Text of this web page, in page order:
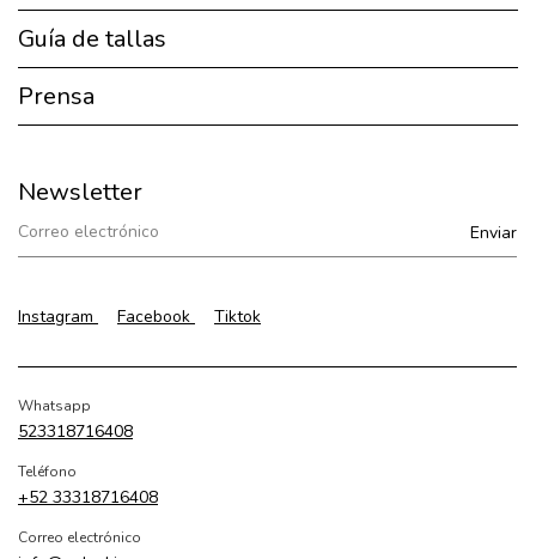
Guía de tallas
Prensa
Newsletter
Instagram Facebook Tiktok
Whatsapp
523318716408
Teléfono
+52 33318716408
Correo electrónico